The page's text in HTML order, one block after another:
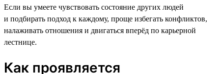
Если вы умеете чувствовать состояние других людей
и подбирать подход к каждому, проще избегать конфликтов,
налаживать отношения и двигаться вперёд по карьерной
лестнице.
Как проявляется